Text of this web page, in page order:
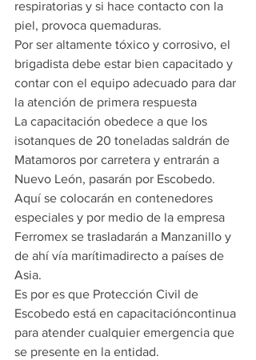
respiratorias y si hace contacto con la
piel, provoca quemaduras.
Por ser altamente tóxico y corrosivo, el
brigadista debe estar bien capacitado y
contar con el equipo adecuado para dar
la atención de primera respuesta
La capacitación obedece a que los
isotanques de 20 toneladas saldrán de
Matamoros por carretera y entrarán a
Nuevo León, pasarán por Escobedo.
Aquí se colocarán en contenedores
especiales y por medio de la empresa
Ferromex se trasladarán a Manzanillo y
de ahí vía marítimadirecto a países de
Asia.
Es por es que Protección Civil de
Escobedo está en capacitacióncontinua
para atender cualquier emergencia que
se presente en la entidad.